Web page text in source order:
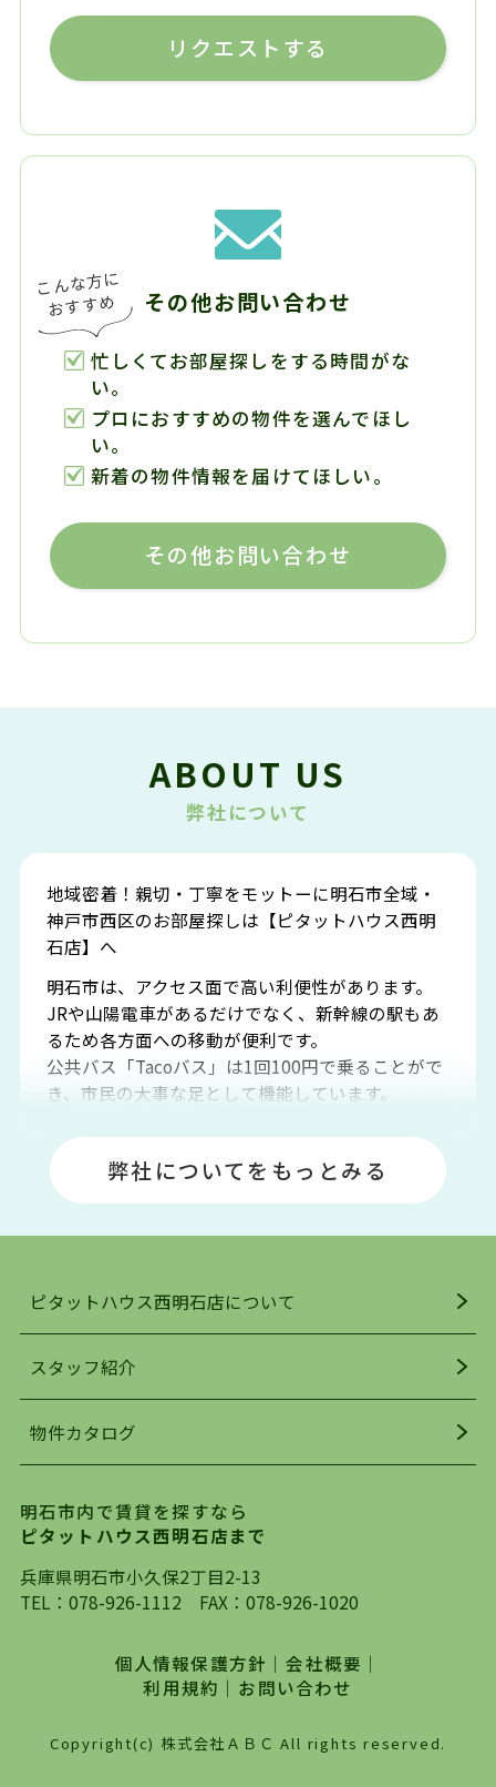
リクエストする
その他お問い合わせ
忙しくてお部屋探しをする時間がな
い。
プロにおすすめの物件を選んでほし
い。
新着の物件情報を届けてほしい。
その他お問い合わせ
ABOUT US
弊社について
地域密着！親切・丁寧をモットーに明石市全域・
神戸市西区のお部屋探しは【ピタットハウス西明
石店】へ
明石市は、アクセス面で高い利便性があります。
JRや山陽電車があるだけでなく、新幹線の駅もあ
るため各方面への移動が便利です。
公共バス「Tacoバス」は1回100円で乗ることがで
き、市民の大事な足として機能しています。
場や釣りスポットが多くあります。JR「大久保
駅」周辺には、ビブレ・イオンをはじめとした買
い物施設も多くあり、買い物にも困りません。
明石駅・西明石駅を中心に、明石市・神戸市西区
でお部屋探している方は、ぜひ当ＨＰにて物件を
お探しになってください。弊社は、スタッフの平
を行っており地域最大級の情報取扱量を誇ってお
ります。店頭で限られた物件をご紹介する、従来
自身でインターネットを利用し、理想のお部屋を
探していただき、選択していただいた物件情報に
対して、専門知識を持ったスタッフがサポートさ
せていただくスタイルを心がけております。私た
は、一度だけでは終わらない、お客様との末長い
お付き合いです。初めての一人暮らしから、就
職・ご結婚・売買物件の購入、などなど一生涯に
わたる、良きアドバイザーとして、地域に密着し
た営業スタイルで様々なお役立ちができればと強
弊社についてをもっとみる
ピタットハウス西明石店について
スタッフ紹介
物件カタログ
明石市内で賃貸を探すなら
ピタットハウス西明石店まで
兵庫県明石市小久保2丁目2-13
TEL： 078-926-1112 FAX：078-926-1020
個人情報保護方針 ｜会社概要 ｜
利用規約 ｜ お問い合わせ
Copyright(c) 株式会社ＡＢＣ All rights reserved.